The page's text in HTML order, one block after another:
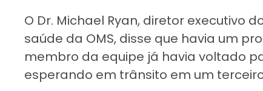
O Dr. Michael Ryan, diretor executivo
saúde da OMS, disse que havia um
membro da equipe já havia voltado
esperando em trânsito em um